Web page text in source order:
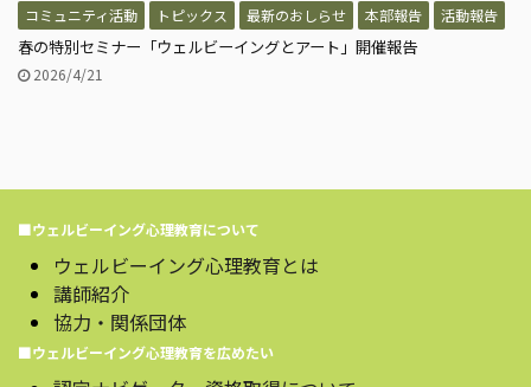
コミュニティ活動 トピックス 最新のおしらせ 本部報告 活動報告
春の特別セミナー「ウェルビーイングとアート」開催報告
2026/4/21
■ウェルビーイング心理教育について
ウェルビーイング心理教育とは
講師紹介
協力・関係団体
■ウェルビーイング心理教育を広めたい